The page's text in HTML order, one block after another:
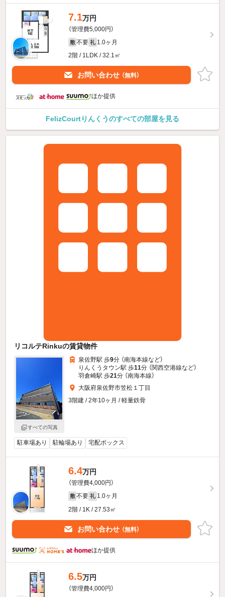
7.1万円
（管理費5,000円）
敷 不要 礼 1.0ヶ月
2階 / 1LDK / 32.1㎡
お問い合わせ （無料）
ほか提供
FelizCourtりんくうのすべての部屋を見る
リコルテRinkuの賃貸物件
すべての写真
泉佐野駅 歩9分 （南海本線など）
りんくうタウン駅 歩11分 （関西空港線など）
羽倉崎駅 歩21分 （南海本線）
大阪府泉佐野市笠松１丁目
3階建 / 2年10ヶ月 / 軽量鉄骨
駐車場あり 駐輪場あり 宅配ボックス
6.4万円
（管理費4,000円）
敷 不要 礼 1.0ヶ月
2階 / 1K / 27.53㎡
お問い合わせ （無料）
ほか提供
6.5万円
（管理費4,000円）